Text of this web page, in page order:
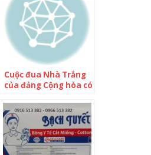
Cuộc đua Nhà Trắng
của đảng Cộng hòa có
ngại